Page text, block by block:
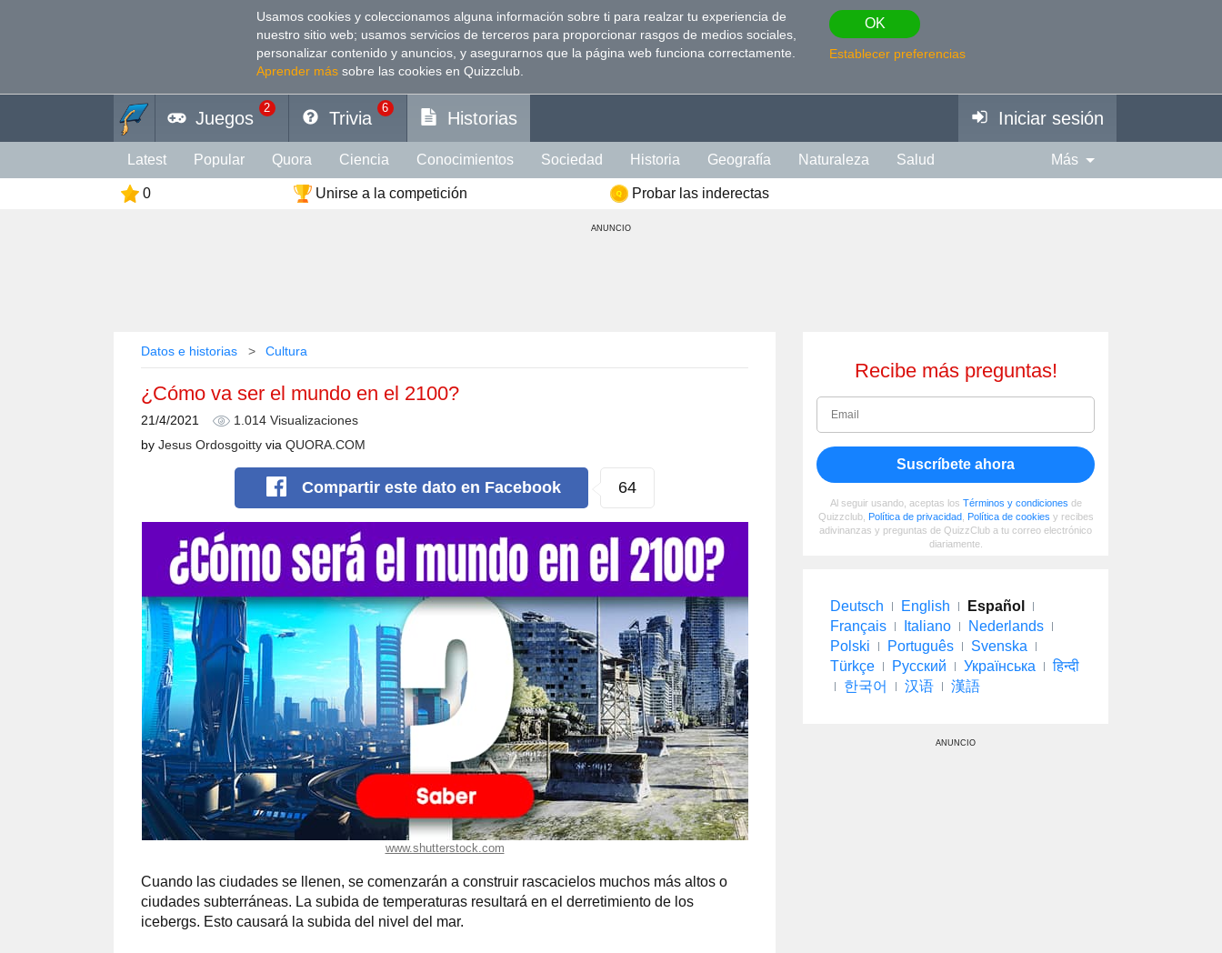
Usamos cookies y coleccionamos alguna información sobre ti para realzar tu experiencia de
nuestro sitio web; usamos servicios de terceros para proporcionar rasgos de medios sociales,
personalizar contenido y anuncios, y asegurarnos que la página web funciona correctamente.
Aprender más sobre las cookies en Quizzclub.
OK
Establecer preferencias
Juegos
2
Trivia
6
Historias Iniciar sesión
Latest Popular Quora Сiencia Conocimientos Sociedad Historia Geografía Naturaleza Salud
Personalidad Animales Visión Política Idioma Comida
Celebridades
Más
0 Unirse a la competición Probar las inderectas
ANUNCIO
Datos e historias Cultura
¿Cómo va ser el mundo en el 2100?
21/4/2021
1.014 Visualizaciones
by Jesus Ordosgoitty via QUORA.COM
Compartireste datoen Facebook 64
www.shutterstock.com
Cuando las ciudades se llenen, se comenzarán a construir rascacielos muchos más altos o
ciudades subterráneas. La subida de temperaturas resultará en el derretimiento de los
icebergs. Esto causará la subida del nivel del mar.
Recibe más preguntas!
Suscríbete ahora
Al seguir usando, aceptas los Términos y condiciones de
Quizzclub, Política de privacidad, Política de cookies y recibes
adivinanzas y preguntas de QuizzClub a tu correo electrónico
diariamente.
Deutsch English
Español
Français
Italiano
Nederlands
Polski
Português
Svenska
Türkçe
Русский Українська
हिन्दी
한국어
汉语 漢語
ANUNCIO